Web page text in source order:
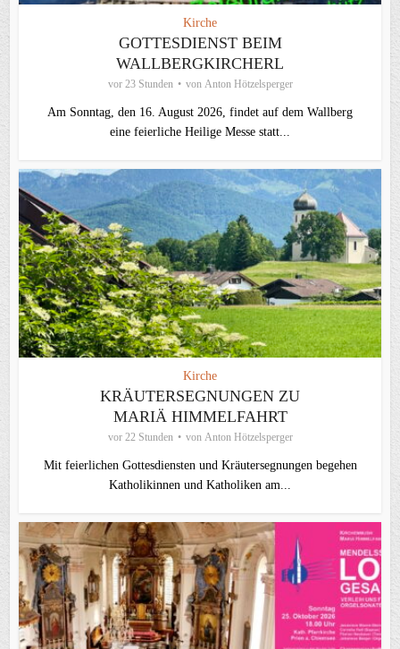
Kirche
GOTTESDIENST BEIM
WALLBERGKIRCHERL
vor 23 Stunden von Anton Hötzelsperger
Am Sonntag, den 16. August 2026, findet auf dem Wallberg
eine feierliche Heilige Messe statt...
Kirche
KRÄUTERSEGNUNGEN ZU
MARIÄ HIMMELFAHRT
vor 22 Stunden von Anton Hötzelsperger
Mit feierlichen Gottesdiensten und Kräutersegnungen begehen
Katholikinnen und Katholiken am...